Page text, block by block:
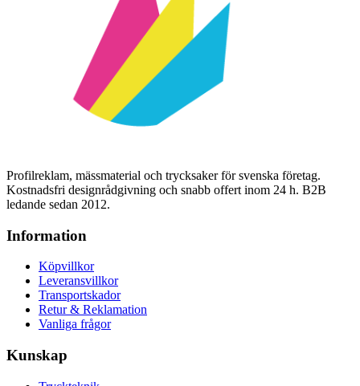
Profilreklam, mässmaterial och trycksaker för svenska företag.
Kostnadsfri designrådgivning och snabb offert inom 24 h. B2B
ledande sedan 2012.
Information
Köpvillkor
Leveransvillkor
Transportskador
Retur & Reklamation
Vanliga frågor
Kunskap